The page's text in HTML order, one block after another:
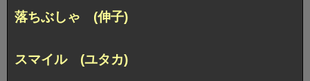
落ちぶしゃ (伸子)
スマイル (ユタカ)